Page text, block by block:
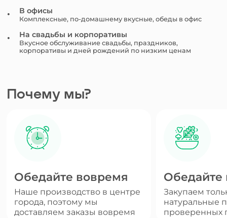
В офисы
Комплексные, по-домашнему вкусные, обеды в офис
На свадьбы и корпоративы
Вкусное обслуживание свадьбы, праздников,
корпоративы и дней рождений по низким ценам
Почему мы?
Обедайте вовремя
Наше производство в центре
города, поэтому мы
доставляем заказы вовремя
Обедайте
Закупаем
натуральные
проверенных